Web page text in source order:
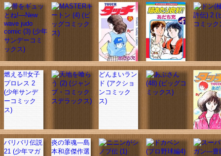
燃える!!女子
プロレス 2
(少年サンデ
ーコミック
ス)
どんまいラン
ド (アクショ
ンコミック
ス)
バリバリ伝説
21 (少年マガ
炎の筆魂―島
本和彦傑作選